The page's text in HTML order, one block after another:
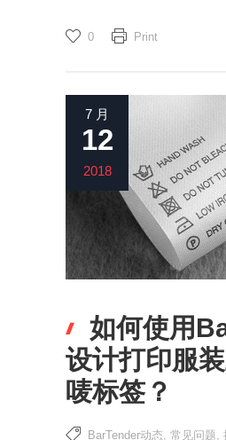
0 Print
7 月
12
2018
如何使用
设计打印服
唛标签？
BarTender动态, 常见问题,